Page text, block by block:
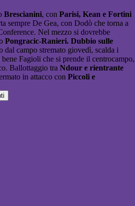
Brescianini, con Parisi, Kean e Fortini
sempre De Gea, con Dodò che torna a
Nel mezzo si dovrebbe
Pongracic-Ranieri. Dubbio sulle
dal campo stremato giovedì, scalda i
Fagioli che si prende il centrocampo,
Ballottaggio tra Ndour e rientrante
in attacco con Piccoli e